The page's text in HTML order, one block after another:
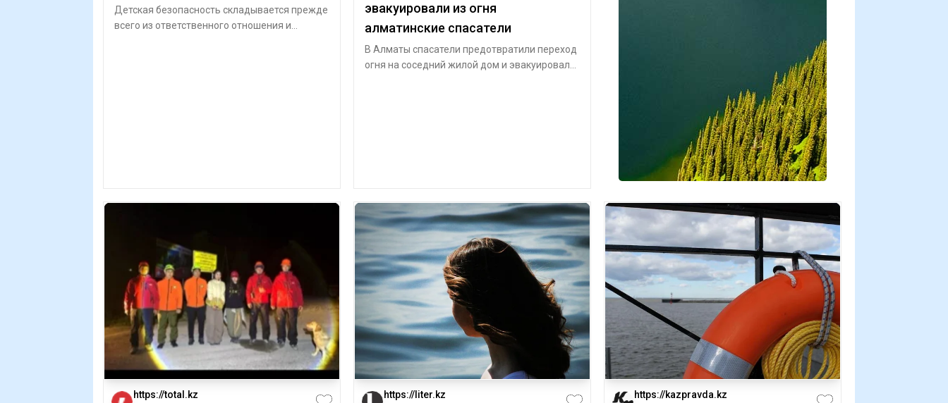
Детская безопасность складывается прежде
всего из ответственного отношения и
эвакуировали из огня
алматинские спасатели
В Алматы спасатели предотвратили переход
огня на соседний жилой дом и эвакуировали
https://total.kz https://liter.kz https://kazpravda.kz